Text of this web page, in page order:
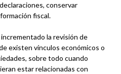
conservar
fiscal.
la revisión de
existen vínculos económicos o
sobre todo cuando
estar relacionadas con